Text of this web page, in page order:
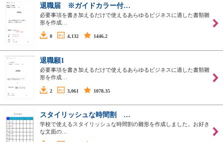
退職届 ※ガイドカラー付…
必要事項を書き加えるだけで使えるあらゆるビジネスに適した書類雛
形を作成…
0 4,132 1446.2
退職願1
必要事項を書き加えるだけで使えるあらゆるビジネスに適した書類雛
形を作成…
2 3,061 1078.35
スタイリッシュな時間割 …
学校で使えるスタイリッシュな時間割の雛形を作成しました。お好き
な文面の…